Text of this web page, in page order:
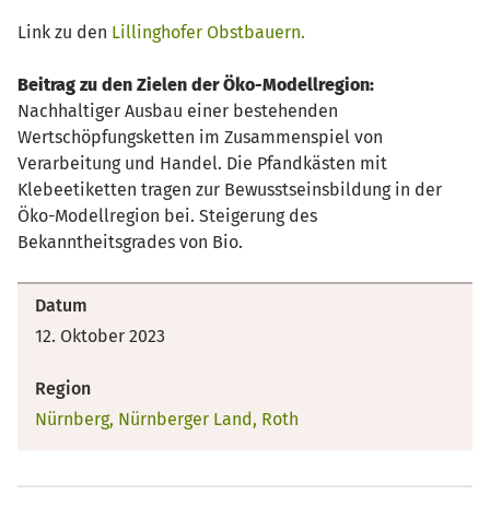
Link zu den Lillinghofer Obstbauern.
Beitrag zu den Zielen der Öko-Modellregion:
Nachhaltiger Ausbau einer bestehenden
Wertschöpfungsketten im Zusammenspiel von
Verarbeitung und Handel. Die Pfandkästen mit
Klebeetiketten tragen zur Bewusstseinsbildung in der
Öko-Modellregion bei. Steigerung des
Bekanntheitsgrades von Bio.
Datum
12. Oktober 2023
Region
Nürnberg, Nürnberger Land, Roth